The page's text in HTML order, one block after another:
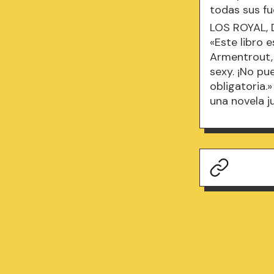
todas sus
LOS ROYAL,
«Este libro
Armentrout,
sexy. ¡No
una novela